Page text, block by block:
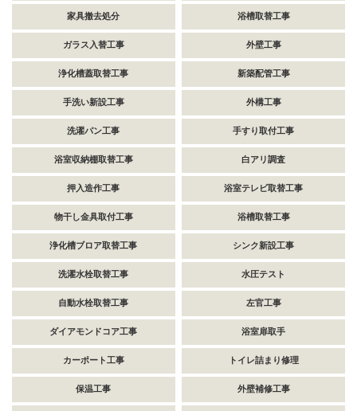
家具撤去処分 浴槽取替工事
ガラス入替工事 外壁工事
浄化槽蓋取替工事 新築配管工事
手洗い新設工事 外構工事
洗濯パン工事 手すり取付工事
浴室収納棚取替工事 白アリ調査
押入造作工事 浴室テレビ取替工事
物干し金具取付工事 浴槽取替工事
浄化槽ブロア取替工事 シンク新設工事
洗濯水栓取替工事 水圧テスト
自動水栓取替工事 左官工事
ダイアモンドコア工事 浴室扉取手
カーポート工事 トイレ詰まり修理
保温工事 外壁補修工事